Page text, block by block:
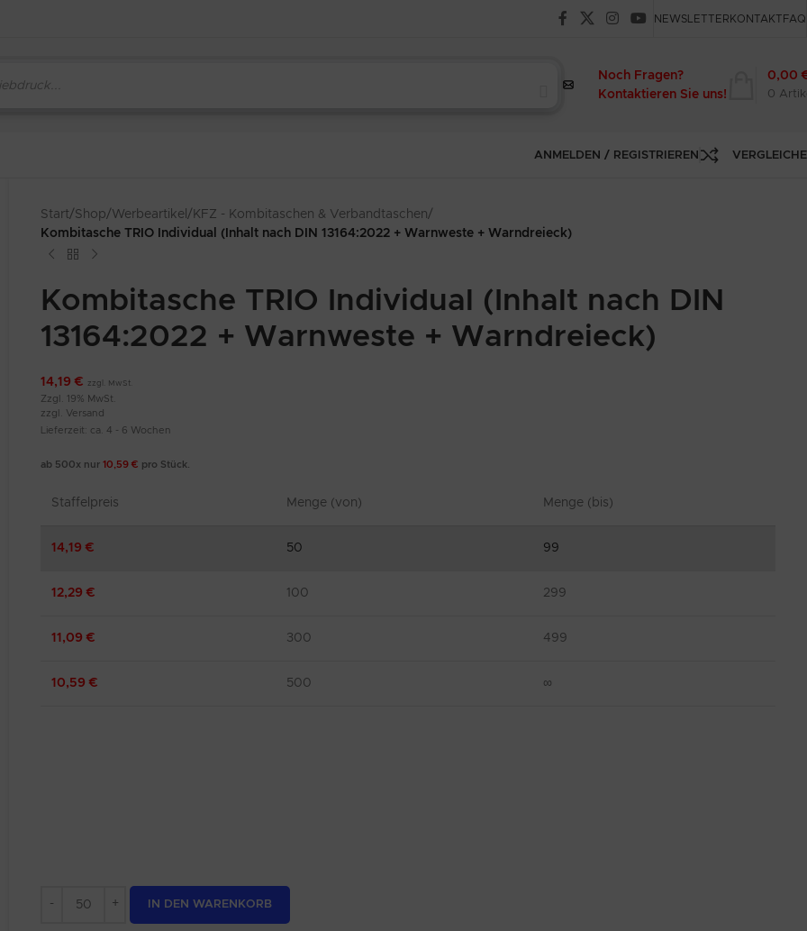
NEWSLETTER KONTAKT FAQ
Noch Fragen?
Kontaktieren Sie uns!
0
0,00
ANMELDEN / REGISTRIEREN
Start/Shop/Werbeartikel / KFZ - Kombitaschen & Verbandtaschen/
Kombitasche TRIO Individual (Inhalt nach DIN 13164:2022 + Warnweste + Warndreieck)
Kombitasche TRIO Individual (Inhalt nach DIN
13164:2022 + Warnweste + Warndreieck)
14,19 € zzgl. MwSt.
Zzgl. 19% MwSt.
zzgl. Versand
Lieferzeit: ca. 4 - 6 Wochen
ab 500x nur 10,59 € pro Stück.
Staffelpreis Menge (von) Menge (bis)
14,19 € 50 99
12,29 € 100 299
11,09 € 300 499
10,59 € 500 ∞
IN DEN WARENKORB